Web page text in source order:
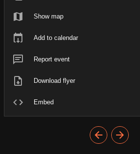
Show map
Add to calendar
Report event
Download flyer
Embed